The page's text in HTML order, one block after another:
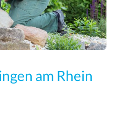
am Rhein